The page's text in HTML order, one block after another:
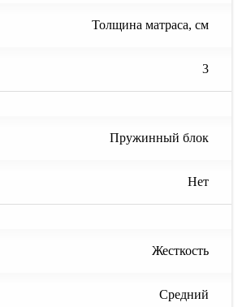
Толщина матраса, см
3
Пружинный блок
Нет
Жесткость
Средний